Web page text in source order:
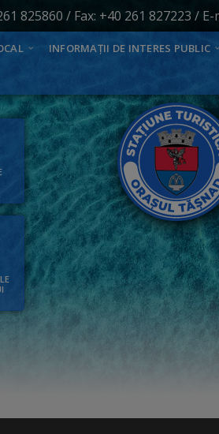
825860 / Fax: +40 261 827223 / E-
INFORMAȚII DE INTERES PUBLIC